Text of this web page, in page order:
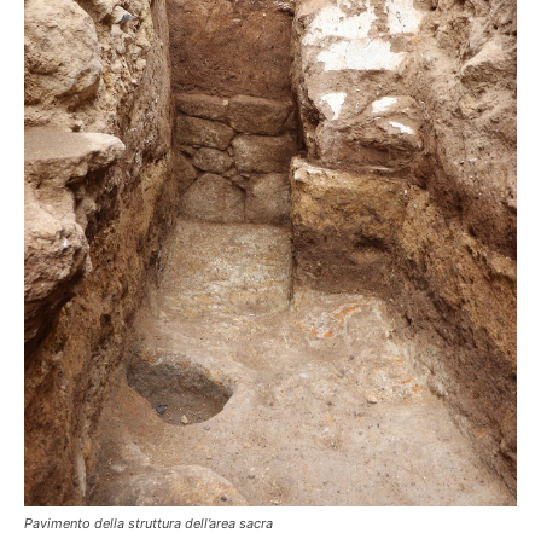
Pavimento della struttura dell’area sacra